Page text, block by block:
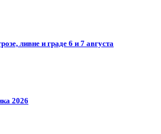
ливне и граде 6 и 7 августа
2026